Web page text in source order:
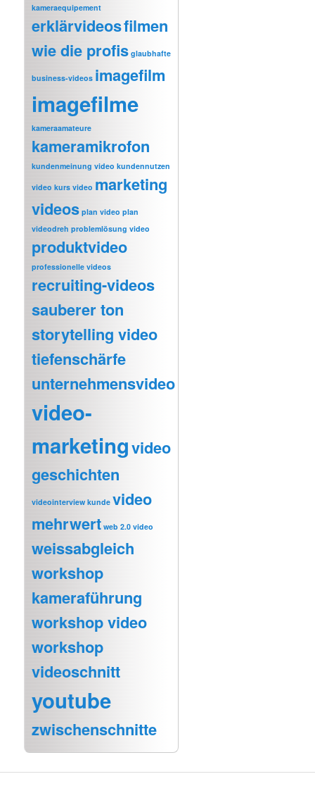
kameraequipement
erklärvideosfilmen
wie die profis glaubhafte
business-videos imagefilm
imagefilme
kameraamateure
kameramikrofon
kundenmeinung video kundennutzen
video kurs video marketing
videos plan video plan
videodreh problemlösung video
produktvideo
professionelle videos
recruiting-videos
sauberer ton
storytelling video
tiefenschärfe
unternehmensvideo
video-
marketingvideo
geschichten
videointerview kunde video
mehrwert web 2.0 video
weissabgleich
workshop
kameraführung
workshop video
workshop
videoschnitt
youtube
zwischenschnitte